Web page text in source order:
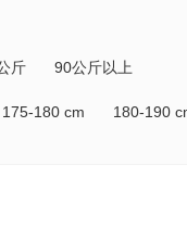
斤 90公斤以上
175-180 cm 180-190